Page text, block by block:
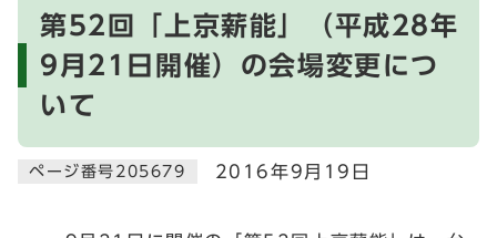
第52回「上京薪能」（平成28年
9月21日開催）の会場変更につ
いて
ページ番号205679 2016年9月19日